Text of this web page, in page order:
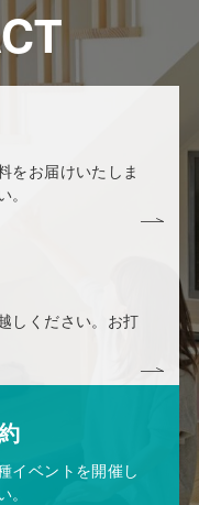
をお届けいたしま
しください。お打
イベントを開催し